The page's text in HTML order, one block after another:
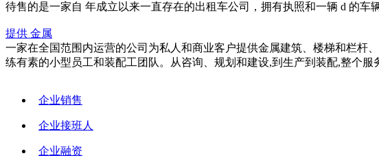
待售的是一家自 年成立以来一直存在的出租车公司，拥有执照和一辆 d 的
提供 金属
一家在全国范围内运营的公司为私人和商业客户提供金属建筑、楼梯和栏杆
练有素的小型员工和装配工团队。从咨询、规划和建设,到生产到装配,整个服
企业销售
企业接班人
企业融资